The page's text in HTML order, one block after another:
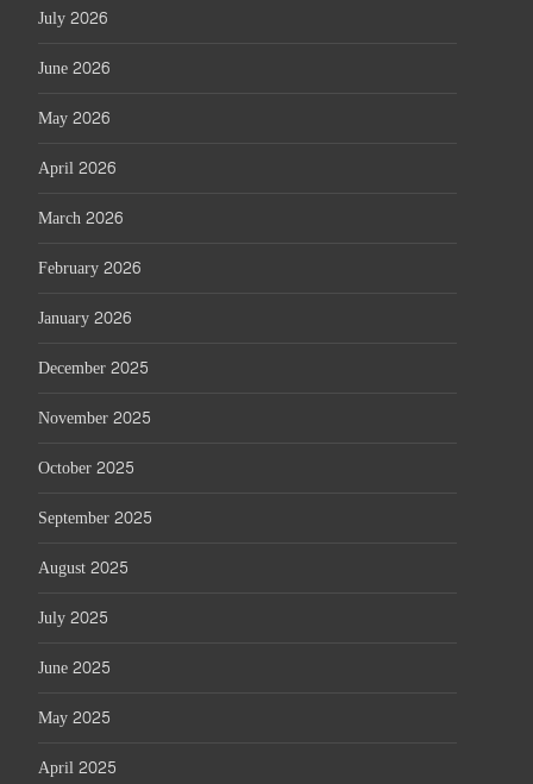
July 2026
June 2026
May 2026
April 2026
March 2026
February 2026
January 2026
December 2025
November 2025
October 2025
September 2025
August 2025
July 2025
June 2025
May 2025
April 2025